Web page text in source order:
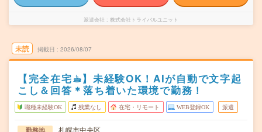
派遣会社 株式会社トライバルユニット
未読 掲載日 2026/08/07
【完全在宅☕︎】未経験OK！AIが自動で文字起
こし＆回答＊落ち着いた環境で勤務！
職種未経験OK 残業なし 在宅・リモート WEB登録OK 派遣
勤務地
札幌市中央区